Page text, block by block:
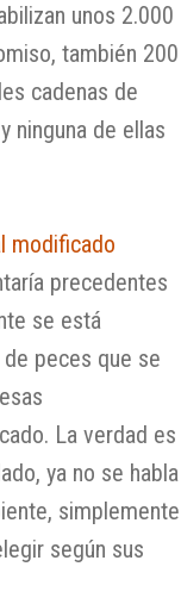
unos 2.000
también 200
cadenas de
ninguna de ellas
modificado
precedentes
se está
peces que se
La verdad es
ya no se habla
simplemente
según sus